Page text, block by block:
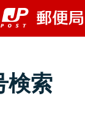
検索